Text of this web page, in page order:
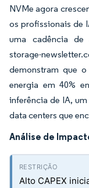
NVMe agora
os profissionais de
uma cadência de
storage-
demonstram que
energia em 40%
inferência de IA,
data centers que
Análise de
Alto CAPEX